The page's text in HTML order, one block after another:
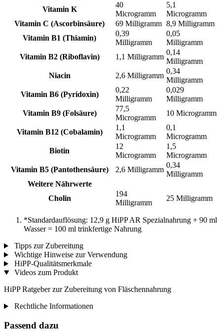
Vitamin K
40
Microgramm
5,1
Microgramm
Vitamin C (Ascorbinsäure)
69 Milligramm 8,9 Milligramm
Vitamin B1 (Thiamin)
0,39
Milligramm
0,05
Milligramm
Vitamin B2 (Riboflavin)
1,1 Milligramm
0,14
Milligramm
Niacin
2,6 Milligramm
0,34
Milligramm
Vitamin B6 (Pyridoxin)
0,22
Milligramm
0,029
Milligramm
Vitamin B9 (Folsäure)
77,5
Microgramm
10 Microgramm
Vitamin B12 (Cobalamin)
1,1
Microgramm
0,1
Microgramm
Biotin
12
Microgramm
1,5
Microgramm
Vitamin B5 (Pantothensäure)
2,6 Milligramm
0,34
Milligramm
Weitere Nährwerte
Cholin
194
Milligramm
25 Milligramm
*Standardauflösung: 12,9 g HiPP AR Spezialnahrung + 90 ml
Wasser = 100 ml trinkfertige Nahrung
Tipps zur Zubereitung
Wichtige Hinweise zur Verwendung
HiPP-Qualitätsmerkmale
Videos zum Produkt
HiPP Ratgeber zur Zubereitung von Fläschennahrung
Rechtliche Informationen
Passend dazu